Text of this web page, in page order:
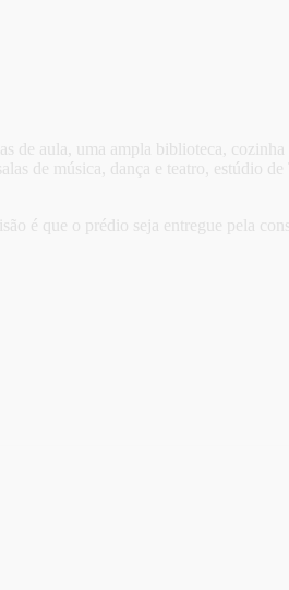
de aula, uma ampla biblioteca,
de música, dança e teatro, estúdio
é que o prédio seja entregue pela